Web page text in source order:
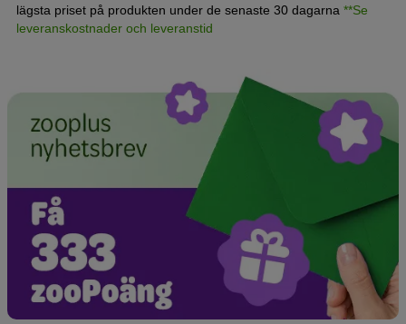
lägsta priset på produkten under de senaste 30 dagarna **Se
leveranskostnader och leveranstid